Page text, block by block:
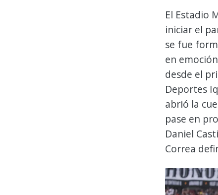
El Estadio
iniciar el
se fue
en
desde el
Deportes
abrió la
pase en
Daniel
Correa